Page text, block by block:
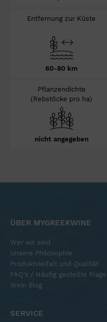
Entfernung zur Küste
60-80 km
Pflanzendichte
(Rebstöcke pro ha)
nicht angegeben
ÜBER MYGREEKWINE
Wer wir sind
Unsere Philosophie
Produktvielfalt und Qualität
FAQ's / Häufig gestellte
Wein Blog
SERVICE